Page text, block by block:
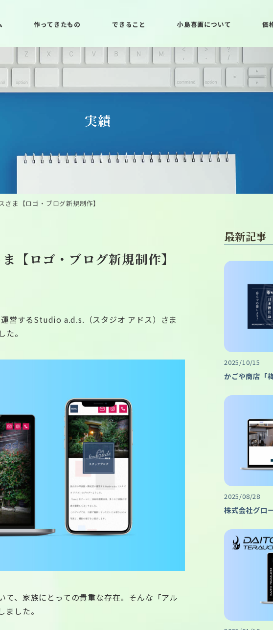
作ってきたもの できること 小島喜画について 価
実績
ま【ロゴ・ブログ新規制作】
ロゴ・ブログ新規制作】
営するStudio a.d.s.（スタジオ アドス）さま
。
、家族にとっての貴重な存在。そんな「アル
した。
最新記事
2025/10/15
かごや商店「
2025/08/28
株式会社グロ